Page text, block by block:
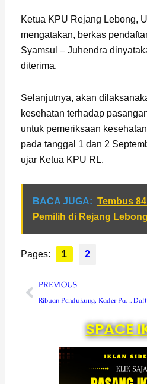
Ketua KPU Rejang Lebong,
mengatakan, berkas
Syamsul – Juhendra
diterima.
Selanjutnya, akan
kesehatan terhadap
untuk pemeriksaan
pada tanggal 1 dan 2
ujar Ketua KPU RL.
BACA JUGA: Tembus
Pemilih di Rejang
Pages: 1 2
Prev
PREVIOUS
Ribuan Pendukung, Kader Partai dan Simpatisan Antar Kopli – Roiyana Daftar ke KPU Lebong
SPACE